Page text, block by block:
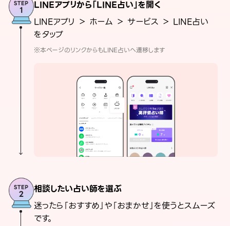
LINEアプリから「LINE占い」を開く
LINEアプリ ＞ ホーム ＞ サービス ＞ LINE占い
をタップ
※本ページのリンクからもLINE占いへ遷移します
相談したい占い師を選ぶ
迷ったら「おすすめ」や「おまかせ」を使うとスムーズ
です。